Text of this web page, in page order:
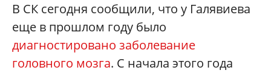
В СК сегодня сообщили, что у Галявиева
еще в прошлом году было
диагностировано заболевание
головного мозга. С начала этого года